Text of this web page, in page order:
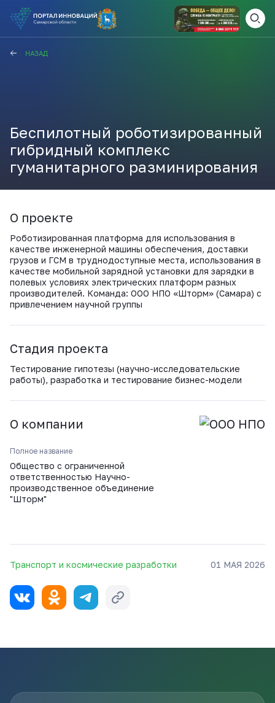
НАЗАД
Беспилотный роботизированный
гибридный комплекс
гуманитарного разминирования
О проекте
Роботизированная платформа для использования в
качестве инженерной машины обеспечения, доставки
грузов и ГСМ в труднодоступные места, использования в
качестве мобильной зарядной установки для зарядки в
полевых условиях электрических платформ разных
производителей. Команда: ООО НПО «Шторм» (Самара) с
привлечением научной группы
Стадия проекта
Тестирование гипотезы (научно-исследовательские
работы), разработка и тестирование бизнес-модели
О компании
Полное название
Общество с ограниченной
ответственностью Научно-
производственное объединение
"Шторм"
Транспорт и космические разработки 01 МАЯ 2026
Актуальные конкурсы
Анонсы публикаций
Новости компании
ЗАКРЫТЬ
ВАМ СЮДА
ПОЛЕЗНЫЕ СТАТЬИ И
Телеграм
ВКонтакте